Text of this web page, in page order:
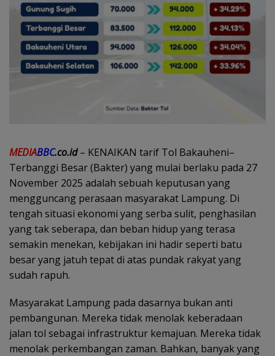
MEDIABBC.co.id– KENAIKAN tarif Tol Bakauheni–
Terbanggi Besar (Bakter) yang mulai berlaku pada 27
November 2025 adalah sebuah keputusan yang
mengguncang perasaan masyarakat Lampung. Di
tengah situasi ekonomi yang serba sulit, penghasilan
yang tak seberapa, dan beban hidup yang terasa
semakin menekan, kebijakan ini hadir seperti batu
besar yang jatuh tepat di atas pundak rakyat yang
sudah rapuh.
Masyarakat Lampung pada dasarnya bukan anti
pembangunan. Mereka tidak menolak keberadaan
jalan tol sebagai infrastruktur kemajuan. Mereka tidak
menolak perkembangan zaman. Bahkan, banyak yang